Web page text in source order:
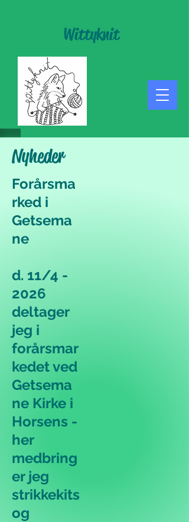
Wittyknit
Nyheder
Forårsma
rked i
Getsema
ne
d. 11/4 -
2026
deltager
jeg i
forårsmar
kedet ved
Getsema
ne Kirke i
Horsens -
her
medbring
er jeg
strikkekits
og